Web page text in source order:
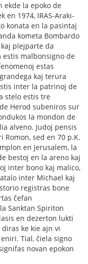
ekde la epoko de
en 1974, IRAS-Araki-
konata en la pasintaj
kometa Bombardo
plejparte da
estis malbonsigno de
estas
kaj terura
inter la patrinoj de
stelo estis tre
Herod subeniros sur
la mondon de
alveno. Judoj pensis
Romon, sed en 70 p.K.
en Jerusalem, la
bestoj en la areno kaj
inter bono kaj malico,
inter Michael kaj
registras bone
ĉefan
Sanktan Spiriton
en dezerton lukti
ke kie ajn vi
Tial, ĉiela signo
novan epokon